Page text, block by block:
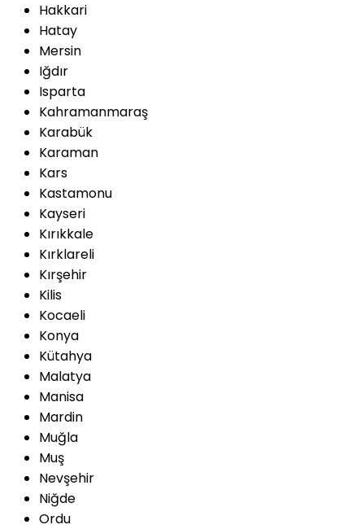
Hakkari
Hatay
Mersin
Iğdır
Isparta
Kahramanmaraş
Karabük
Karaman
Kars
Kastamonu
Kayseri
Kırıkkale
Kırklareli
Kırşehir
Kilis
Kocaeli
Konya
Kütahya
Malatya
Manisa
Mardin
Muğla
Muş
Nevşehir
Niğde
Ordu